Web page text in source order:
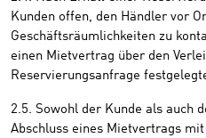
Kunden offen, den Händler vor
Geschäftsräumlichkeiten zu
einen Mietvertrag über den
Reservierungsanfrage
2.5. Sowohl der Kunde als auch
Abschluss eines Mietvertrags